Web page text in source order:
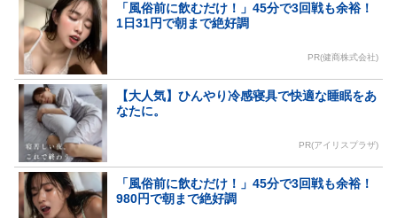
「風俗前に飲むだけ！」45分で3回戦も余裕！
1日31円で朝まで絶好調
PR(健商株式会社)
【大人気】ひんやり冷感寝具で快適な睡眠をあ
なたに。
PR(アイリスプラザ)
「風俗前に飲むだけ！」45分で3回戦も余裕！
980円で朝まで絶好調